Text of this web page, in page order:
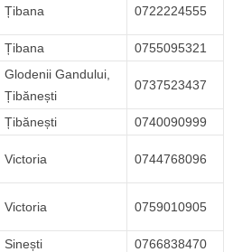
Țibana 0722224555
Țibana 0755095321
Glodenii Gandului,
Țibănești
0737523437
Țibănești 0740090999
Victoria 0744768096
Victoria 0759010905
Sinești
0766838470